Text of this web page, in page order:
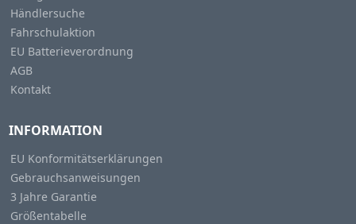
Händlersuche
Fahrschulaktion
EU Batterieverordnung
AGB
Kontakt
INFORMATION
EU Konformitätserklärungen
Gebrauchsanweisungen
3 Jahre Garantie
Größentabelle